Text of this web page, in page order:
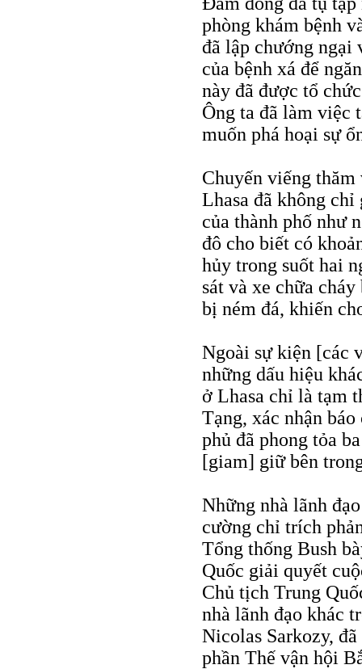
phòng khám bệnh
đã lập chướng ngại
của bệnh xá để
này đã được tổ
Ông ta đã làm việc
muốn phá hoại sự
Chuyến viếng
Lhasa đã không
của thành phố như
đô cho biết có
hủy trong suốt hai
sát và xe chữa
bị ném đá, khiến
Ngoài sự kiện [các
những dấu hiệu
ở Lhasa chỉ là tạm
Tạng, xác nhận
phủ đã phong tỏa
[giam] giữ bên
Những nhà lãnh
cường chỉ trích
Tổng thống Bush
Quốc giải quyết
Chủ tịch Trung
nhà lãnh đạo khác
Nicolas Sarkozy,
phần Thế vận hội